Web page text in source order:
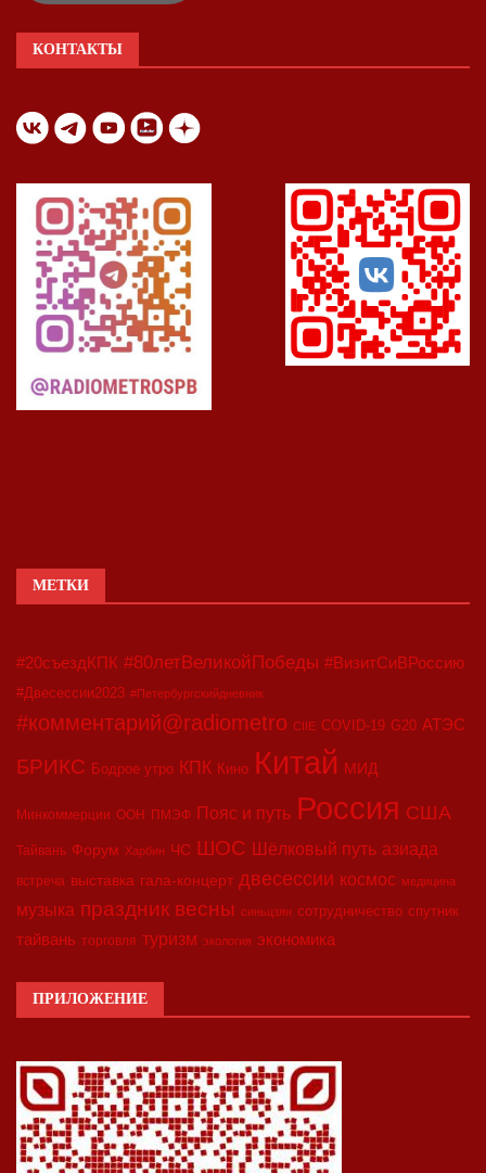
КОНТАКТЫ
МЕТКИ
#20съездКПК #80летВеликойПобеды #ВизитСиВРоссию
#Двесессии2023 #Петербургскийдневник
#комментарий@radiometro CIIE COVID-19 G20 АТЭС
БРИКС Бодрое утро КПК Кино Китай МИД
Минкоммерции ООН ПМЭФ Пояс и путь Россия США
Тайвань Форум Харбин ЧС ШОС Шёлковый путь азиада
встреча выставка гала-концерт двесессии космос медицина
музыка праздник весны синьцзян сотрудничество спутник
тайвань торговля туризм экология экономика
ПРИЛОЖЕНИЕ